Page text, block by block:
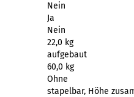
Nein
Ja
Nein
22,0 kg
aufgebaut
60,0 kg
Ohne
stapelbar, Höhe